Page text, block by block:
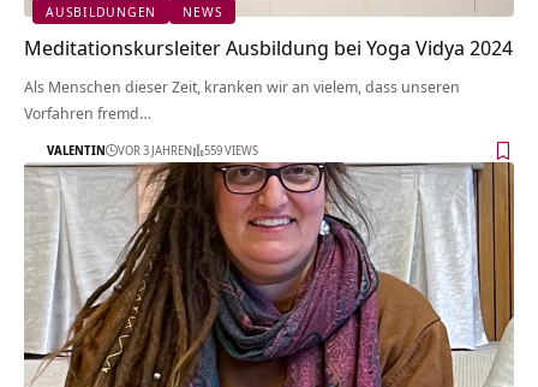
AUSBILDUNGEN NEWS
Meditationskursleiter Ausbildung bei Yoga Vidya 2024
Als Menschen dieser Zeit, kranken wir an vielem, dass unseren
Vorfahren fremd…
VALENTIN VOR 3 JAHREN 559 VIEWS